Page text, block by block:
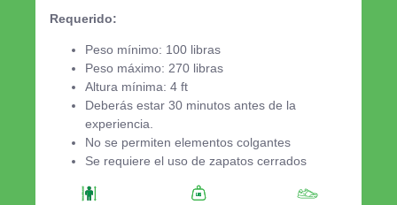
Requerido:
Peso mínimo: 100 libras
Peso máximo: 270 libras
Altura mínima: 4 ft
Deberás estar 30 minutos antes de la
experiencia.
No se permiten elementos colgantes
Se requiere el uso de zapatos cerrados